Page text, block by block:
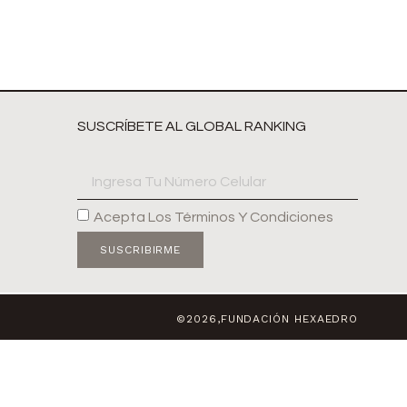
SUSCRÍBETE AL GLOBAL RANKING
Acepta Los Términos Y Condiciones
SUSCRIBIRME
©2026,FUNDACIÓN HEXAEDRO